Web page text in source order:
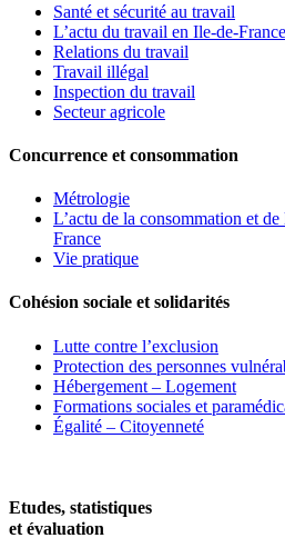
Santé et sécurité au travail
L’actu du travail en Ile-de-France
Relations du travail
Travail illégal
Inspection du travail
Secteur agricole
Concurrence et consommation
Métrologie
L’actu de la consommation et
France
Vie pratique
Cohésion sociale et solidarités
Lutte contre l’exclusion
Protection des personnes
Hébergement – Logement
Formations sociales et
Égalité – Citoyenneté
Etudes, statistiques
et évaluation